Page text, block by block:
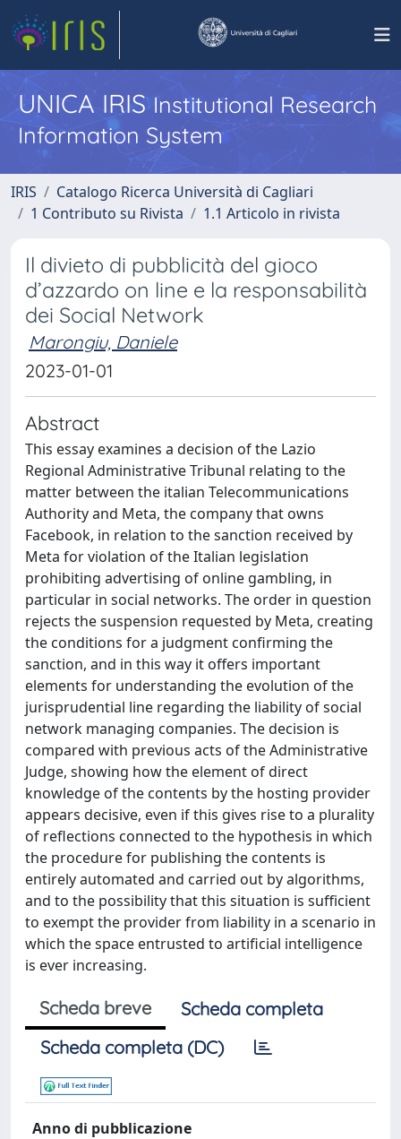
UNICA IRISInstitutional Research
Information System
IRIS
Catalogo Ricerca Università di Cagliari
1 Contributo su Rivista
1.1 Articolo in rivista
Il divieto di pubblicità del gioco
d’azzardo on line e la responsabilità
dei Social Network
Marongiu, Daniele
2023-01-01
Abstract
This essay examines a decision of the Lazio
Regional Administrative Tribunal relating to the
matter between the italian Telecommunications
Authority and Meta, the company that owns
Facebook, in relation to the sanction received by
Meta for violation of the Italian legislation
prohibiting advertising of online gambling, in
particular in social networks. The order in question
rejects the suspension requested by Meta, creating
the conditions for a judgment confirming the
sanction, and in this way it offers important
elements for understanding the evolution of the
jurisprudential line regarding the liability of social
network managing companies. The decision is
compared with previous acts of the Administrative
Judge, showing how the element of direct
knowledge of the contents by the hosting provider
appears decisive, even if this gives rise to a plurality
of reflections connected to the hypothesis in which
the procedure for publishing the contents is
entirely automated and carried out by algorithms,
and to the possibility that this situation is sufficient
to exempt the provider from liability in a scenario in
which the space entrusted to artificial intelligence
is ever increasing.
Scheda breve
Scheda completa
Scheda completa (DC)
Anno di pubblicazione